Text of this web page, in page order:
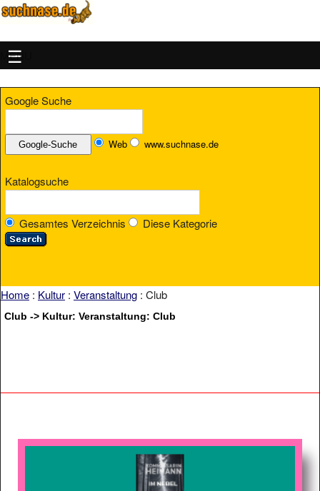
MENU
Google Suche
Web www.suchnase.de
Katalogsuche
Gesamtes Verzeichnis Diese Kategorie
Home : Kultur : Veranstaltung : Club
Club -> Kultur: Veranstaltung: Club